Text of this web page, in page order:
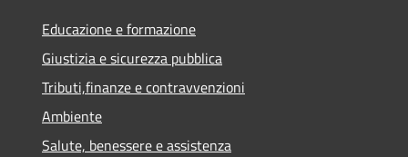
Educazione e formazione
Giustizia e sicurezza pubblica
Tributi,finanze e contravvenzioni
Ambiente
Salute, benessere e assistenza